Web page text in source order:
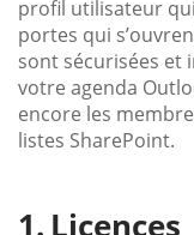
profil utilisateur
portes qui
sont sécurisées et
votre agenda
encore les
listes SharePoint.
Licences